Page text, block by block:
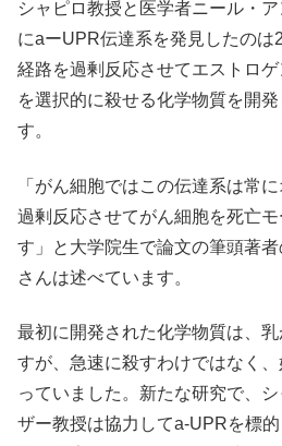
シャピロ教授と医学者ニール・
にaーUPR伝達系を発見したのは
経路を過剰反応させてエストロ
を選択的に殺せる化学物質を開
す。
「がん細胞ではこの伝達系は常
過剰反応させてがん細胞を死亡
す」と大学院生で論文の筆頭著
さんは述べています。
最初に開発された化学物質は、
すが、急速に殺すわけではなく
っていました。新たな研究で、
ザー教授は協力してa-UPRを標